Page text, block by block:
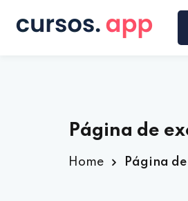
Página de
Home Página